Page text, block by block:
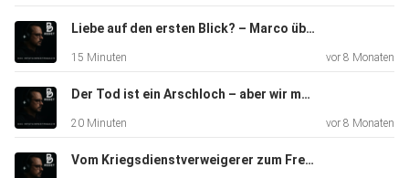
Liebe auf den ersten Blick? – Marco über die TV-Hochzeit, die Geschichte schreibt
15 Minuten vor 8 Monaten
Der Tod ist ein Arschloch – aber wir müssen drüber reden!
20 Minuten vor 8 Monaten
Vom Kriegsdienstverweigerer zum Freiwilligen – Christians überraschender Schritt. Wenn ein Nein, zum Ja wird.